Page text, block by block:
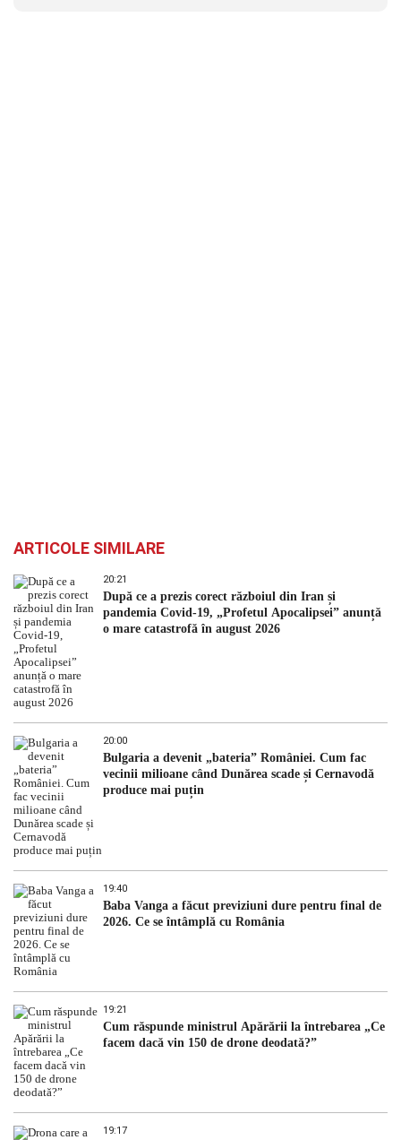
ARTICOLE SIMILARE
20:21
După ce a prezis corect războiul din Iran și
pandemia Covid-19, „Profetul Apocalipsei” anunță
o mare catastrofă în august 2026
20:00
Bulgaria a devenit „bateria” României. Cum fac
vecinii milioane când Dunărea scade și Cernavodă
produce mai puțin
19:40
Baba Vanga a făcut previziuni dure pentru final de
2026. Ce se întâmplă cu România
19:21
Cum răspunde ministrul Apărării la întrebarea „Ce
facem dacă vin 150 de drone deodată?”
19:17